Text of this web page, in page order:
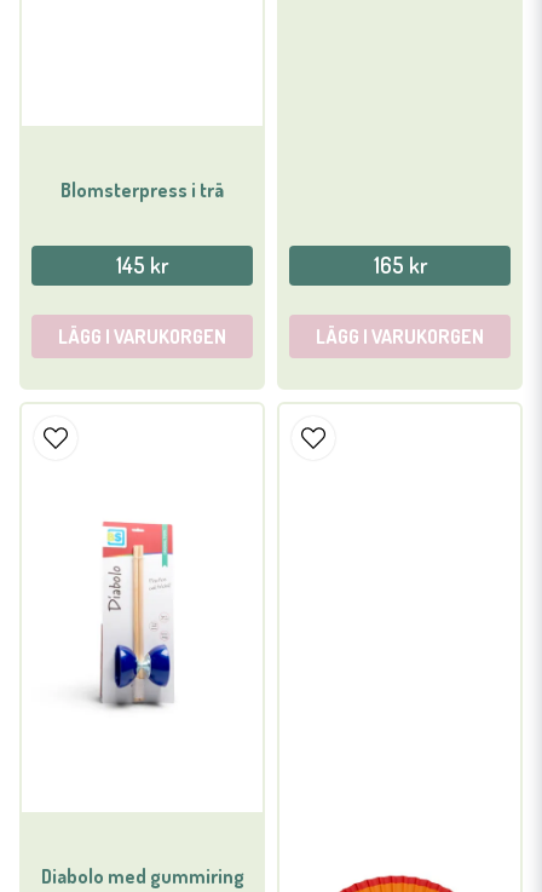
Blomsterpress i trä
145 kr
LÄGG I VARUKORGEN
165 kr
LÄGG I VARUKORGEN
Diabolo med gummiring